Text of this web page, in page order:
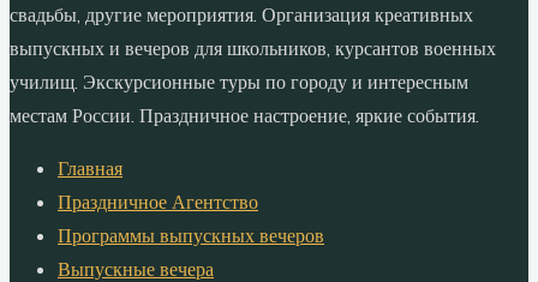
свадьбы, другие мероприятия. Организация креативных
выпускных и вечеров для школьников, курсантов военных
училищ. Экскурсионные туры по городу и интересным
местам России. Праздничное настроение, яркие события.
Главная
Праздничное Агентство
Программы выпускных вечеров
Выпускные вечера